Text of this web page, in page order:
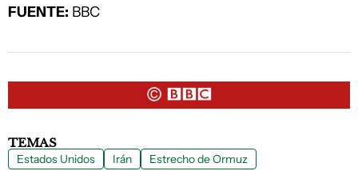
FUENTE: BBC
TEMAS
Estados Unidos Irán Estrecho de Ormuz